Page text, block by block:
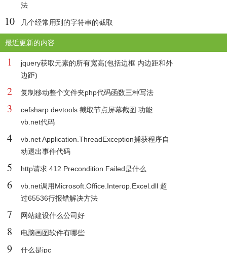
法
10 几个经常用到的字符串的截取
最近更新的内容
1
jquery获取元素的所有宽高(包括边框 内边距和外
边距)
2 复制移动整个文件夹php代码函数三种写法
3
cefsharp devtools 截取节点屏幕截图 功能
vb.net代码
4
vb.net Application.ThreadException捕获程序自
动退出事件代码
5 http请求 412 Precondition Failed是什么
6
vb.net调用Microsoft.Office.Interop.Excel.dll 超
过65536行报错解决方法
7 网站建设什么公司好
8 电脑画图软件有哪些
9 什么是ipc